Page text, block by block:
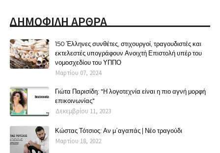
ΔΗΜΟΦΙΛΗ ΑΡΘΡΑ
150 Έλληνες συνθέτες, στιχουργοί, τραγουδιστές και
εκτελεστές υπογράφουν Ανοιχτή Επιστολή υπέρ του
νομοσχεδίου του ΥΠΠΟ
Μαρτίου 07, 2024
Γιώτα Παρισίδη: "Η λογοτεχνία είναι η πιο αγνή μορφή
επικοινωνίας"
Δεκεμβρίου 11, 2023
Κώστας Τότσιος: Αν μ΄αγαπάς | Νέο τραγούδι
Μαρτίου 18, 2022